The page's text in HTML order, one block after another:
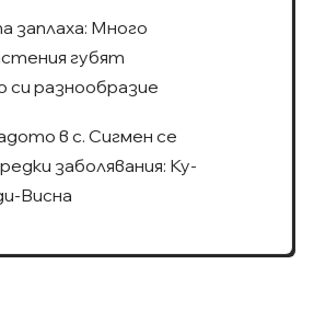
заплаха: Много
губят
разнообразие
в с. Сигмен се
заболявания: Ку-
Висна